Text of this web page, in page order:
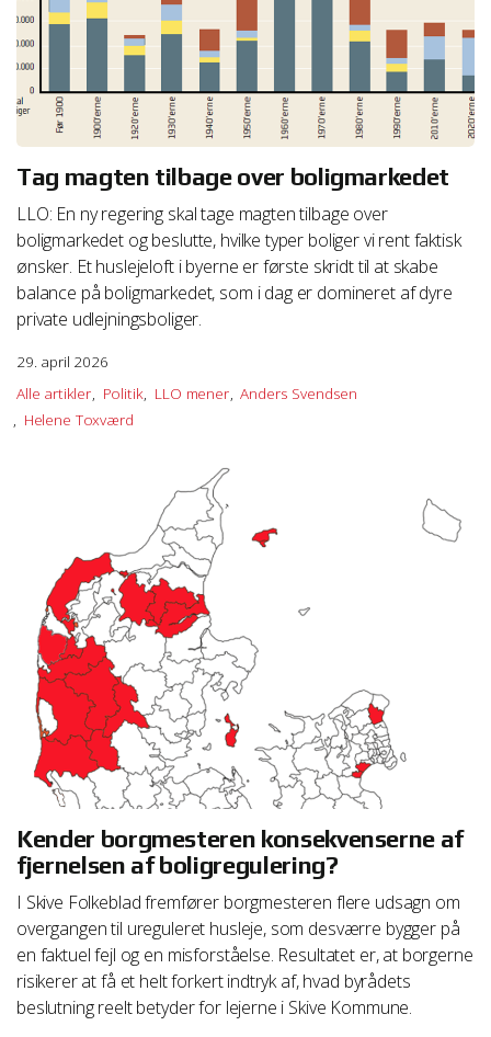
Tag magten tilbage over boligmarkedet
LLO: En ny regering skal tage magten tilbage over
boligmarkedet og beslutte, hvilke typer boliger vi rent faktisk
ønsker. Et huslejeloft i byerne er første skridt til at skabe
balance på boligmarkedet, som i dag er domineret af dyre
private udlejningsboliger.
29. april 2026
Alle artikler
Politik LLO mener Anders Svendsen
Helene Toxværd
Kender borgmesteren konsekvenserne af
fjernelsen af boligregulering?
I Skive Folkeblad fremfører borgmesteren flere udsagn om
overgangen til ureguleret husleje, som desværre bygger på
en faktuel fejl og en misforståelse. Resultatet er, at borgerne
risikerer at få et helt forkert indtryk af, hvad byrådets
beslutning reelt betyder for lejerne i Skive Kommune.